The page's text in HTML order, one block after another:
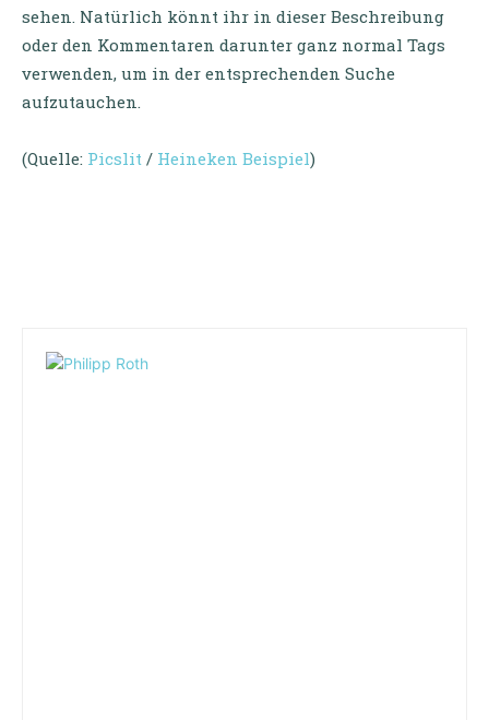
sehen. Natürlich könnt ihr in dieser Beschreibung
oder den Kommentaren darunter ganz normal Tags
verwenden, um in der entsprechenden Suche
aufzutauchen.
(Quelle: Picslit / Heineken Beispiel)